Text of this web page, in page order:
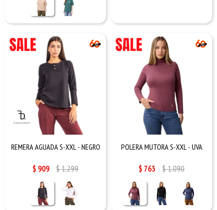
REMERA AGUADA S-XXL - NEGRO
$ 909 $1.299
POLERA MUTORA S-XXL - UVA
$ 763 $1.090